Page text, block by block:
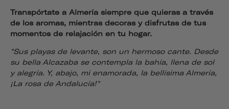
Transpórtate a Almería siempre que quieras a través
de los aromas, mientras decoras y disfrutas de tus
momentos de relajación en tu hogar.
"Sus playas de levante, son un hermoso cante. Desde
su bella Alcazaba se contempla la bahía, llena de sol
y alegría. Y, abajo, mi enamorada, la bellísima Almería,
¡La rosa de Andalucía!"